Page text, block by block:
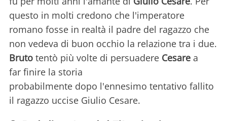
questo in molti credono che l'imperatore
romano fosse in realtà il padre del ragazzo che
non vedeva di buon occhio la relazione tra i due.
Bruto tentò più volte di persuadere Cesare a
far finire la storia
probabilmente dopo l'ennesimo tentativo fallito
il ragazzo uccise Giulio Cesare.